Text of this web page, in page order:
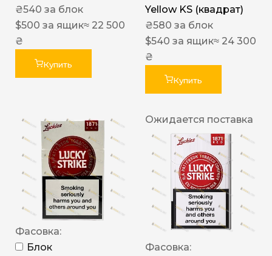
₴540 за блок
$500 за ящик≈ 22 500
₴
Купить
Yellow KS (квадрат)
₴580 за блок
$540 за ящик≈ 24 300
₴
Купить
Фасовка:
Блок
Ожидается поставка
Фасовка: